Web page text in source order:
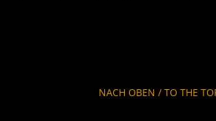
NACH OBEN / TO THE